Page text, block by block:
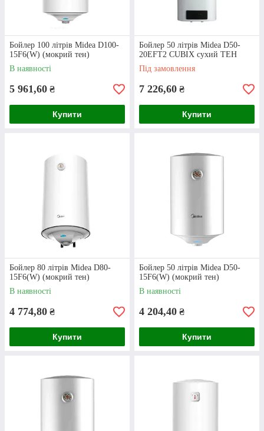
нас ви можете придбати не лише водонагрівачі,
але й різноманітні деталі: фітинги, клапани,
засувки та багато іншого!
Приступити до вибору
Наша компанія працює на ринку сантехнічних
досвід у цій сфері та чудово знаємося на
товарах, що представлені у нашому
асортименті.
Ми пропонуємо виключно якісну та
Бойлер 100 літрів Midea D100-
15F6(W) (мокрий тен)
В наявності
5 961,60 ₴
Купити
Бойлер 50 літрів Midea D50-
20EFT2 CUBIX сухий ТЕН
Під замовлення
7 226,60 ₴
Купити
Бойлер 80 літрів Midea D80-
15F6(W) (мокрий тен)
В наявності
4 774,80 ₴
Купити
Бойлер 50 літрів Midea D50-
15F6(W) (мокрий тен)
В наявності
4 204,40 ₴
Купити